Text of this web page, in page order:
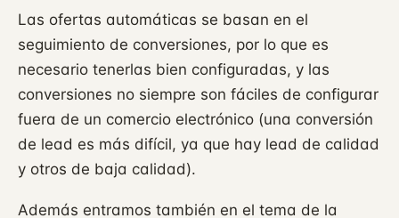
Las ofertas automáticas se basan en el
seguimiento de conversiones, por lo que es
necesario tenerlas bien configuradas, y las
conversiones no siempre son fáciles de configurar
fuera de un comercio electrónico (una conversión
de lead es más difícil, ya que hay lead de calidad
y otros de baja calidad).
Además entramos también en el tema de la